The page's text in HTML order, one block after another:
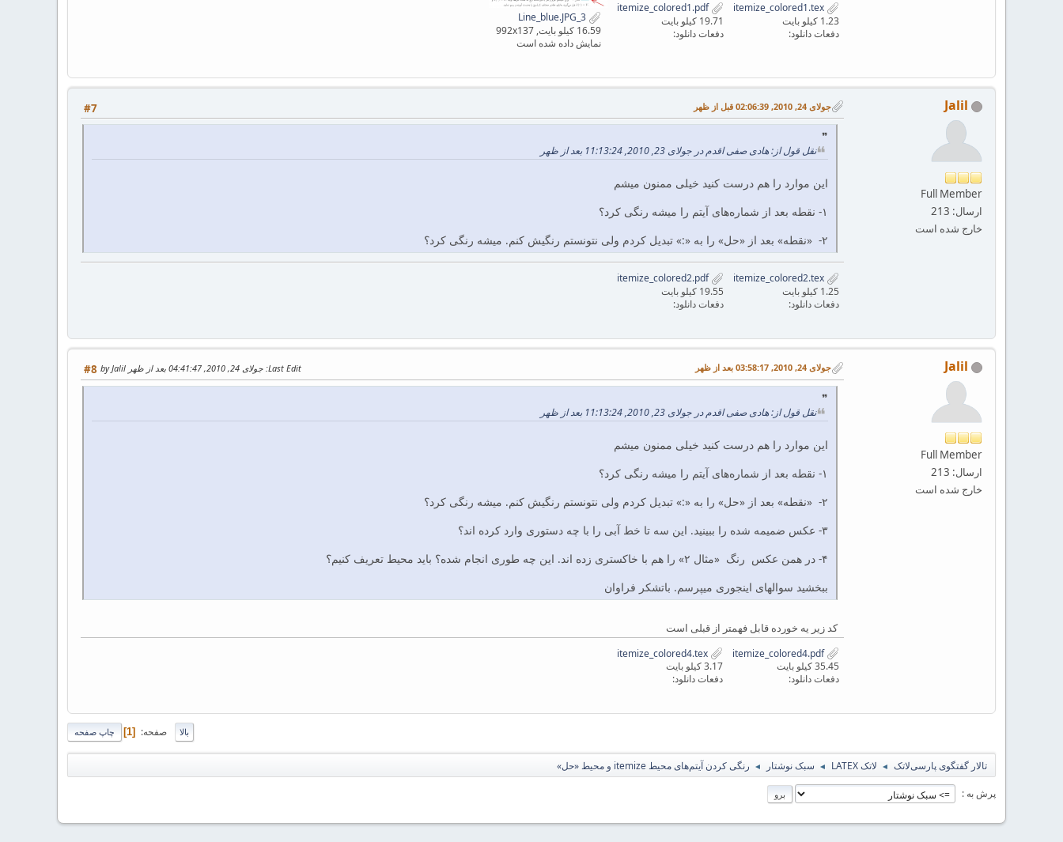
1.23 کیلو بایت
دفعات دانلود:
itemize_colored1.pdf
19.71 کیلو بایت
دفعات دانلود:
3_Line_blue.JPG
16.59 کیلو بایت, 992x137
نمایش داده شده است
Jalil
Full Member
ارسال: 213
خارج شده است
#7 جولای 24, 2010, 02:06:39 قبل از ظهر
نقل قول از: هادی صفی اقدم در جولای 23, 2010, 11:13:24 بعد از ظهر
این موارد را هم درست کنید خیلی ممنون میشم
۱- نقطه بعد از شماره‌های آیتم را میشه رنگی کرد؟
۲- «نقطه» بعد از «حل» را به «:» تبدیل کردم ولی نتونستم رنگیش کنم. میشه رنگی کرد؟
1.25 کیلو بایت
دفعات دانلود:
itemize_colored2.pdf
19.55 کیلو بایت
دفعات دانلود:
Jalil
Full Member
ارسال: 213
خارج شده است
#8 جولای 24, 2010, 03:58:17 بعد از ظهر Last Edit: جولای 24, 2010, 04:41:47 بعد از ظهر by Jalil
نقل قول از: هادی صفی اقدم در جولای 23, 2010, 11:13:24 بعد از ظهر
این موارد را هم درست کنید خیلی ممنون میشم
۱- نقطه بعد از شماره‌های آیتم را میشه رنگی کرد؟
۲- «نقطه» بعد از «حل» را به «:» تبدیل کردم ولی نتونستم رنگیش کنم. میشه رنگی کرد؟
۳- عکس ضمیمه شده را ببینید. این سه تا خط آبی را با چه دستوری وارد کرده اند؟
۴- در همن عکس رنگ «مثال ۲» را هم با خاکستری زده اند. این چه طوری انجام شده؟ باید محیط تعریف کنیم؟
ببخشید سوالهای اینجوری میپرسم. باتشکر فراوان
کد زیر یه خورده قابل فهمتر از قبلی است
itemize_colored4.pdf
35.45 کیلو بایت
دفعات دانلود:
3.17 کیلو بایت
دفعات دانلود:
چاپ صفحه بالا صفحه 1
تالار گفتگوی پارسی‌لاتک ◄ لاتک LATEX ◄ سبک نوشتار ◄ رنگی کردن آیتم‌های محیط itemize و محیط «حل»
پرش به